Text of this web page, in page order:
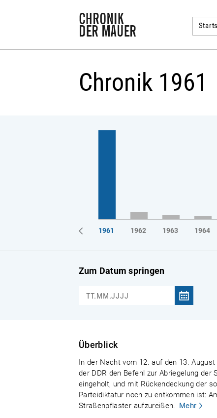
Chronik 1961
1961 1962 1963 1964
Zum Datum springen
Überblick
In der Nacht vom 12. auf den 13.
der DDR den Befehl zur Abriegelung
eingeholt, und mit Rückendeckung der
Parteidiktatur noch zu entkommen ist:
Straßenpflaster aufzureißen. Mehr